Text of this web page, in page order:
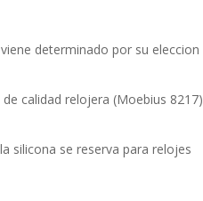
determinado por su eleccion
de calidad relojera (Moebius 8217)
silicona se reserva para relojes